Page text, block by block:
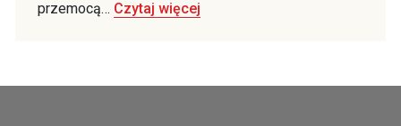
przemocą… Czytaj więcej